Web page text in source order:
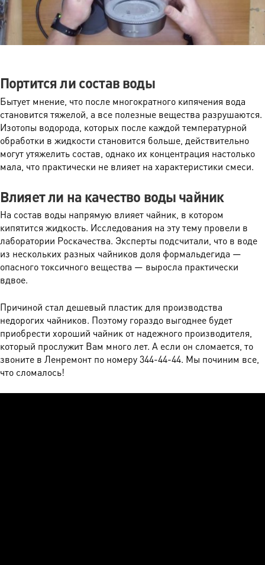
Портится ли состав воды
Бытует мнение, что после многократного кипячения вода
становится тяжелой, а все полезные вещества разрушаются.
Изотопы водорода, которых после каждой температурной
обработки в жидкости становится больше, действительно
могут утяжелить состав, однако их концентрация настолько
мала, что практически не влияет на характеристики смеси.
Влияет ли на качество воды чайник
На состав воды напрямую влияет чайник, в котором
кипятится жидкость. Исследования на эту тему провели в
лаборатории Роскачества. Эксперты подсчитали, что в воде
из нескольких разных чайников доля формальдегида —
опасного токсичного вещества — выросла практически
вдвое.
Причиной стал дешевый пластик для производства
недорогих чайников. Поэтому гораздо выгоднее будет
приобрести хороший чайник от надежного производителя,
который прослужит Вам много лет. А если он сломается, то
звоните в Ленремонт по номеру 344-44-44. Мы починим все,
что сломалось!